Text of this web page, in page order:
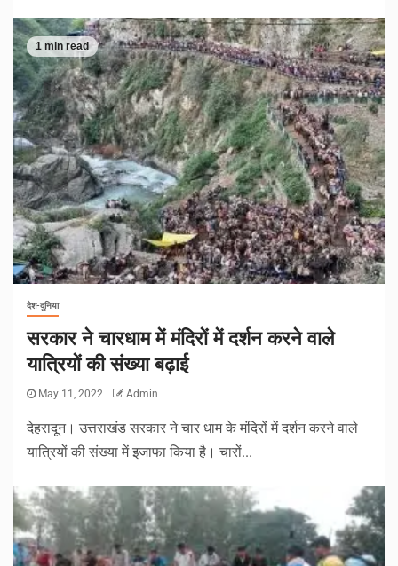
1 min read
देश-दुनिया
सरकार ने चारधाम में मंदिरों में दर्शन करने वाले
यात्रियों की संख्या बढ़ाई
May 11, 2022 Admin
देहरादून। उत्तराखंड सरकार ने चार धाम के मंदिरों में दर्शन करने वाले
यात्रियों की संख्या में इजाफा किया है। चारों...